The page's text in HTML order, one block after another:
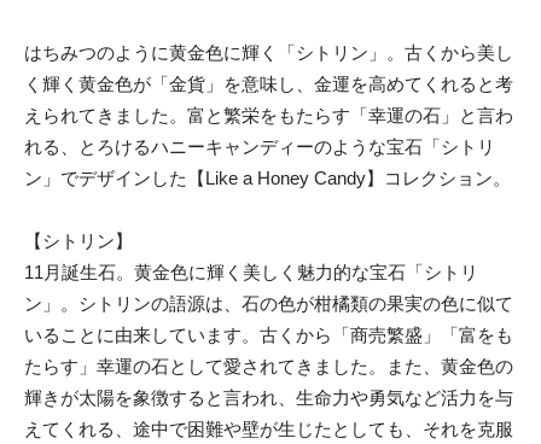
はちみつのように黄金色に輝く「シトリン」。古くから美し
く輝く黄金色が「金貨」を意味し、金運を高めてくれると考
えられてきました。富と繁栄をもたらす「幸運の石」と言わ
れる、とろけるハニーキャンディーのような宝石「シトリ
ン」でデザインした【Like a Honey Candy】コレクション。
【シトリン】
11月誕生石。黄金色に輝く美しく魅力的な宝石「シトリ
ン」。シトリンの語源は、石の色が柑橘類の果実の色に似て
いることに由来しています。古くから「商売繁盛」「富をも
たらす」幸運の石として愛されてきました。また、黄金色の
輝きが太陽を象徴すると言われ、生命力や勇気など活力を与
えてくれる、途中で困難や壁が生じたとしても、それを克服